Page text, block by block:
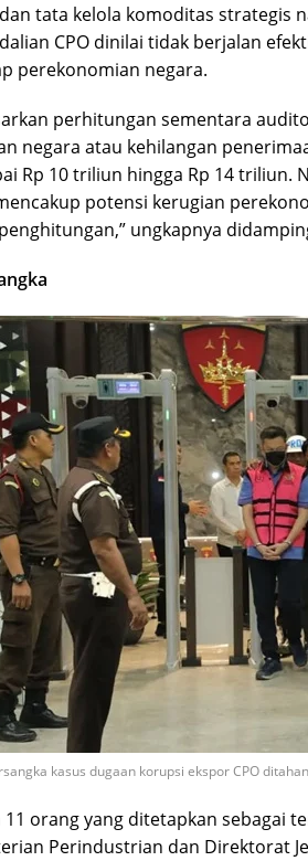
tata kelola komoditas strategis
CPO dinilai tidak berjalan
perekonomian negara.
perhitungan sementara
negara atau kehilangan
Rp 10 triliun hingga Rp 14
potensi kerugian
ungkapnya
kasus dugaan korupsi ekspor CPO
11 orang yang ditetapkan sebagai
Perindustrian dan Direktorat